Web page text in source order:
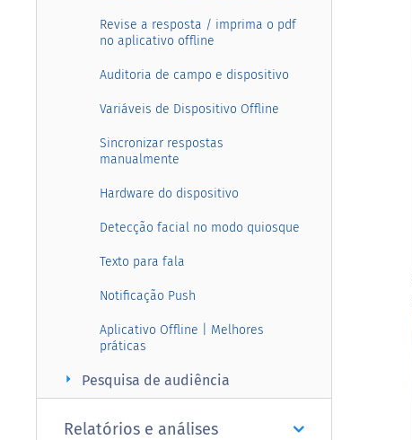
Revise a resposta / imprima o pdf
no aplicativo offline
Auditoria de campo e dispositivo
Variáveis de Dispositivo Offline
Sincronizar respostas
manualmente
Hardware do dispositivo
Detecção facial no modo quiosque
Texto para fala
Notificação Push
Aplicativo Offline | Melhores
práticas
Pesquisa de audiência
arrow_right
Relatórios e análises